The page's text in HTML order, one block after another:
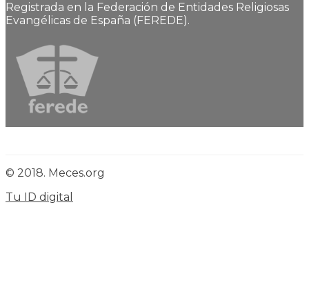
Registrada en la Federación de Entidades Religiosas
Evangélicas de España (FEREDE).
© 2018. Meces.org
Tu ID digital